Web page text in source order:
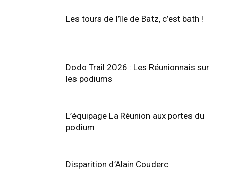
Les tours de l’île de Batz, c’est bath !
Dodo Trail 2026 : Les Réunionnais sur
les podiums
L’équipage La Réunion aux portes du
podium
Disparition d’Alain Couderc